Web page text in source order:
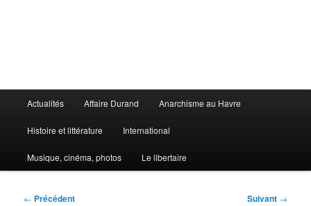
principal
Actualités Affaire Durand Anarchisme au Havre
Histoire et littérature International
Musique, cinéma, photos Le libertaire
Navigation
← Précédent Suivant →